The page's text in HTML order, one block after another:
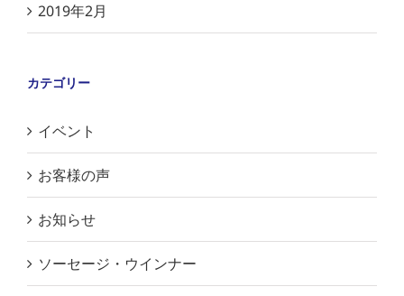
2019年2月
カテゴリー
イベント
お客様の声
お知らせ
ソーセージ・ウインナー